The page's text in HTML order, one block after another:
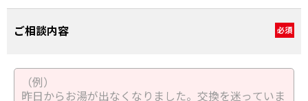
ご相談内容 必須